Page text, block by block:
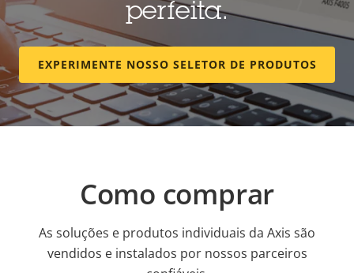
perfeita.
EXPERIMENTE NOSSO SELETOR DE PRODUTOS
Como comprar
As soluções e produtos individuais da Axis são
vendidos e instalados por nossos parceiros